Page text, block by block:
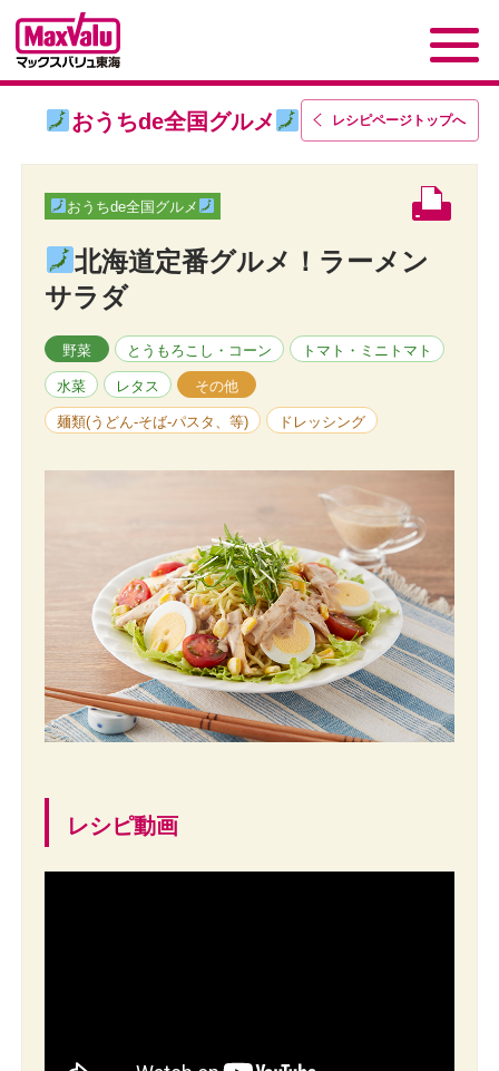
レシピページトップへ
おうちde全国グルメ
おうちde全国グルメ
北海道定番グルメ！ラーメン
サラダ
野菜 とうもろこし・コーン トマト・ミニトマト
水菜 レタス その他
麺類(うどん-そば-パスタ、等) ドレッシング
レシピ動画